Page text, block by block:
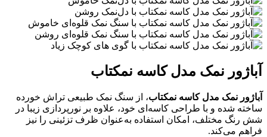
آباژور نمک مدل کاسه نمکتاب
آباژور نمک مدل کاسه نمکتاب، از سنگ نمک طبیعی تراش خورده
ساخته شده و با طراحی کاسه‌ای خود، علاوه بر نورپردازی زیبا در
شش رنگ مختلف، امکان استفاده به‌عنوان ظرف تزئینی را نیز
فراهم می‌کند.